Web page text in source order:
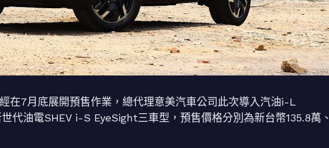
在7月底展開預售作業，總代理意美汽車公司此次導入汽油i-L
代油電SHEV i-S EyeSight三車型，預售價格分別為新台幣135.8萬、